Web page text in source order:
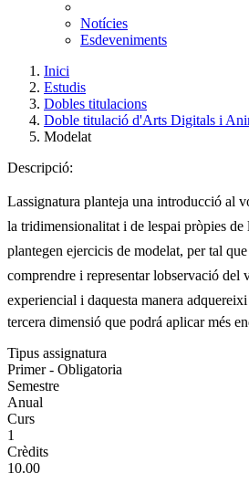
Notícies
Esdeveniments
Inici
Estudis
Dobles titulacions
Doble titulació d'Arts Digitals i
Modelat
Descripció:
Lassignatura planteja una introducció al
la tridimensionalitat i de lespai pròpies de
plantegen ejercicis de modelat, per tal que
comprendre i representar lobservació del
experiencial i daquesta manera
tercera dimensió que podrá aplicar més
Tipus assignatura
Primer - Obligatoria
Semestre
Anual
Curs
1
Crèdits
10.00